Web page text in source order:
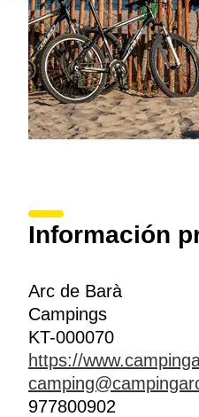
Información
Arc de Barà
Campings
KT-000070
https://
977800902